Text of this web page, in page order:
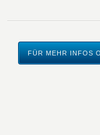
FÜR MEHR INFOS